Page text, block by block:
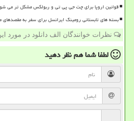
قوانین اروپا برای چت جی پی تی و ربولکس مشکل تر می
بسته های تابستانی رومینگ ایرانسل برای سفر به مقصدهای
نظرات خوانندگان الف دانلود در مورد
لطفا شما همنظر دهید